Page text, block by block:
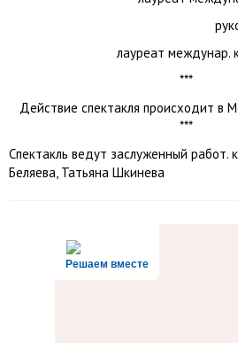
лауреат междунар.
***
Действие спектакля происходит в
***
Спектакль ведут заслуженный работ.
Беляева, Татьяна Шкинева
Решаем вместе